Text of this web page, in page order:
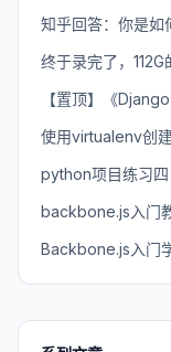
知乎回答：你是如
终于录完了，
【置顶】《
使用virtualenv创
python项目练习
backbone.js入门
Backbone.js入门